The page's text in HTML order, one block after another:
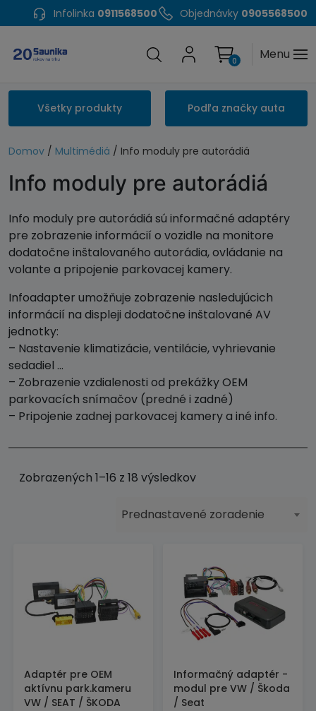
Infolinka 0911568500 Objednávky 0905568500
Menu
0
Všetky produkty Podľa značky auta
Domov / Multimédiá / Info moduly pre autorádiá
Info moduly pre autorádiá
Info moduly pre autorádiá sú informačné adaptéry
pre zobrazenie informácií o vozidle na monitore
dodatočne inštalovaného autorádia, ovládanie na
volante a pripojenie parkovacej kamery.
Infoadapter umožňuje zobrazenie nasledujúcich
informácií na displeji dodatočne inštalované AV
jednotky:
– Nastavenie klimatizácie, ventilácie, vyhrievanie
sedadiel …
– Zobrazenie vzdialenosti od prekážky OEM
parkovacích snímačov (predné i zadné)
– Pripojenie zadnej parkovacej kamery a iné info.
Zobrazených 1–16 z 18 výsledkov
Prednastavené zoradenie
Adaptér pre OEM
aktívnu park.kameru
VW / SEAT / ŠKODA
Informačný adaptér -
modul pre VW / Škoda
/ Seat